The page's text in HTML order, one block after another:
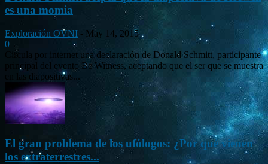
es una momia
Exploración OVNI - May 14, 2015
0
Circula por internet una declaración de Donald Schmitt, participante
principal del evento Be Witness, aceptando que el ser que se muestra
en las diapositivas...
El gran problema de los ufólogos: ¿Por qué vienen
los extraterrestres...